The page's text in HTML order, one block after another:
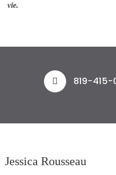
vie.
819-415-
Jessica Rousseau